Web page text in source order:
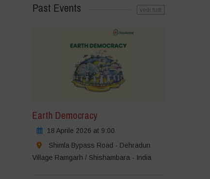
Past Events vedi tutti
Earth Democracy
18 Aprile 2026 at 9:00
Shimla Bypass Road - Dehradun
Village Ramgarh / Shishambara - India